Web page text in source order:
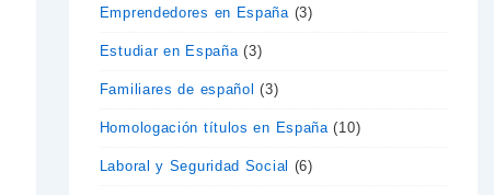
Emprendedores en España(3)
Estudiar en España(3)
Familiares de español (3)
Homologación títulos en España(10)
Laboral y Seguridad Social (6)